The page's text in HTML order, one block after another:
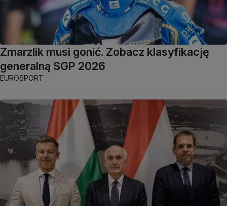
Zmarzlik musi gonić. Zobacz klasyfikację
generalną SGP 2026
EUROSPORT